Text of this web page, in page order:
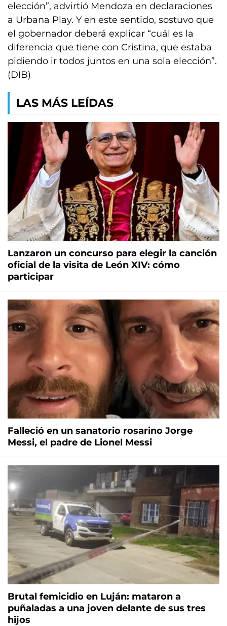
elección”, advirtió Mendoza en declaraciones
a Urbana Play. Y en este sentido, sostuvo que
el gobernador deberá explicar “cuál es la
diferencia que tiene con Cristina, que estaba
pidiendo ir todos juntos en una sola elección”.
(DIB)
LAS MÁS LEÍDAS
Lanzaron un concurso para elegir la canción
oficial de la visita de León XIV: cómo
participar
Falleció en un sanatorio rosarino Jorge
Messi, el padre de Lionel Messi
Brutal femicidio en Luján: mataron a
puñaladas a una joven delante de sus tres
hijos